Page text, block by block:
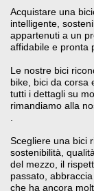
Acquistare una
intelligente,
appartenuti a un
affidabile e pronta
Le nostre bici
bike, bici da corsa
tutti i dettagli su
rimandiamo alla
Scegliere una bici
sostenibilità,
del mezzo, il
passato,
che ha ancora